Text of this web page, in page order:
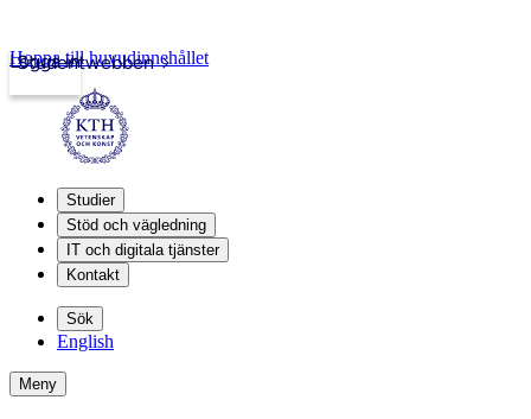
Studentwebben
Logga in
Hoppa till huvudinnehållet
Studier
Stöd och vägledning
IT och digitala tjänster
Kontakt
Sök
English
Meny